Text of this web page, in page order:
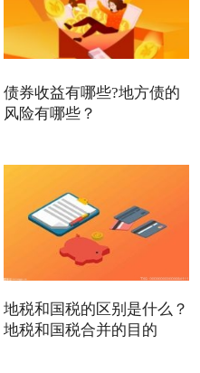
债券收益有哪些?地方债的
风险有哪些？
地税和国税的区别是什么？
地税和国税合并的目的